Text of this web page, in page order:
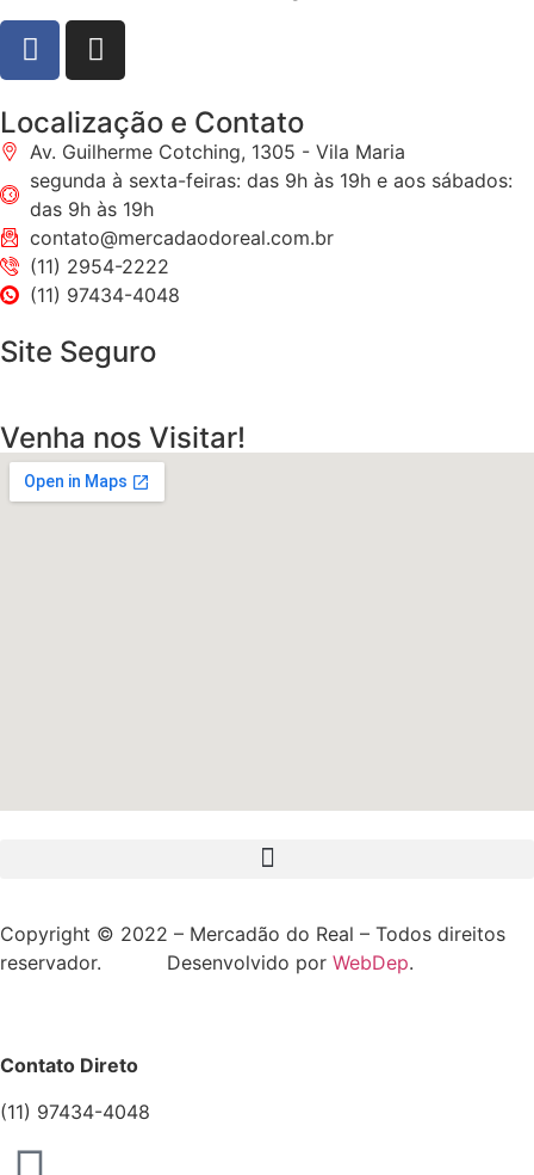
Localização e Contato
Av. Guilherme Cotching, 1305 - Vila Maria
segunda à sexta-feiras: das 9h às 19h e aos sábados:
das 9h às 19h
contato@mercadaodoreal.com.br
(11) 2954-2222
(11) 97434-4048
Site Seguro
Venha nos Visitar!
Copyright © 2022 – Mercadão do Real – Todos direitos
reservador. Desenvolvido por WebDep.
Contato Direto
(11) 97434-4048